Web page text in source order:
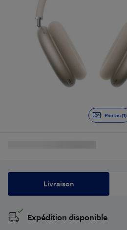
Photos (1)
Livraison
Expédition disponible